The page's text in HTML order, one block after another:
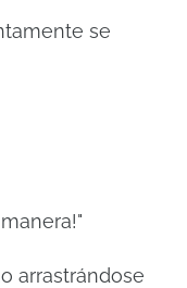
se
arrastrándose